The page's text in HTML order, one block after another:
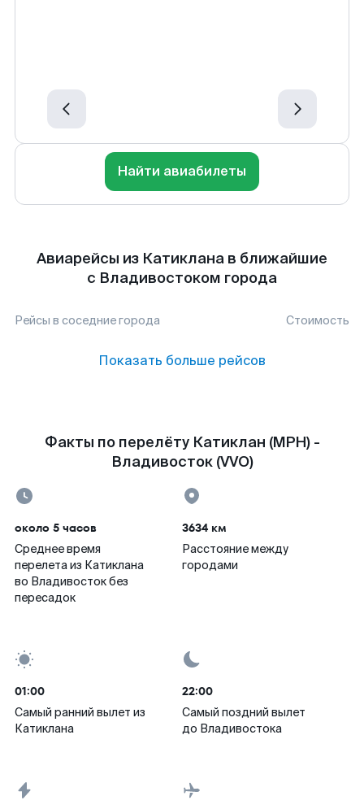
Найти авиабилеты
Авиарейсы из Катиклана в ближайшие
с Владивостоком города
Рейсы в соседние города Стоимость
Показать больше рейсов
Факты по перелёту Катиклан (MPH) -
Владивосток (VVO)
около 5 часов
Среднее время
перелета из Катиклана
во Владивосток без
пересадок
3634 км
Расстояние между
городами
01:00
Самый ранний вылет из
Катиклана
22:00
Самый поздний вылет
до Владивостока